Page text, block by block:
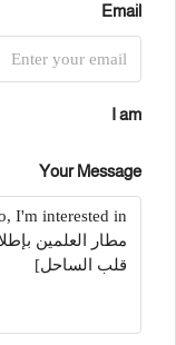
Email
I am
Your Message